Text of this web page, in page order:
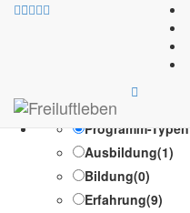
Zielgruppe:
Test Suche /Test Suche
Programm-Typen
Ausbildung(1)
Bildung(0)
Erfahrung(9)